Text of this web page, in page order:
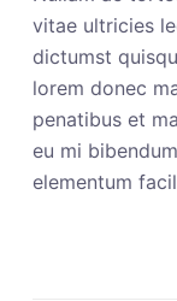
vitae ultricies
dictumst
lorem donec
penatibus et
eu mi
elementum